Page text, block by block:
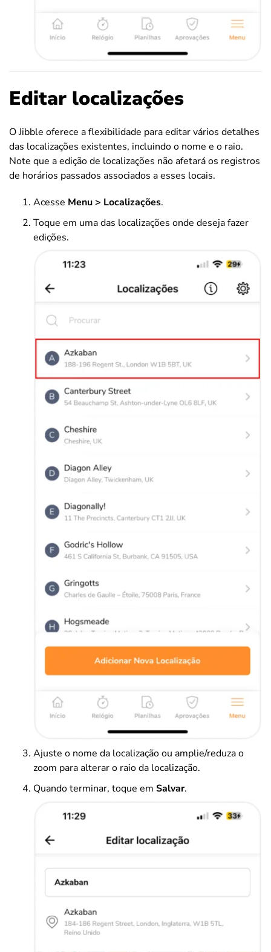
Editar localizações
O Jibble oferece a flexibilidade para editar vários detalhes
das localizações existentes, incluindo o nome e o raio.
Note que a edição de localizações não afetará os registros
de horários passados associados a esses locais.
Acesse Menu > Localizações.
Toque em uma das localizações onde deseja fazer
edições.
Ajuste o nome da localização ou amplie/reduza o
zoom para alterar o raio da localização.
Quando terminar, toque em Salvar.